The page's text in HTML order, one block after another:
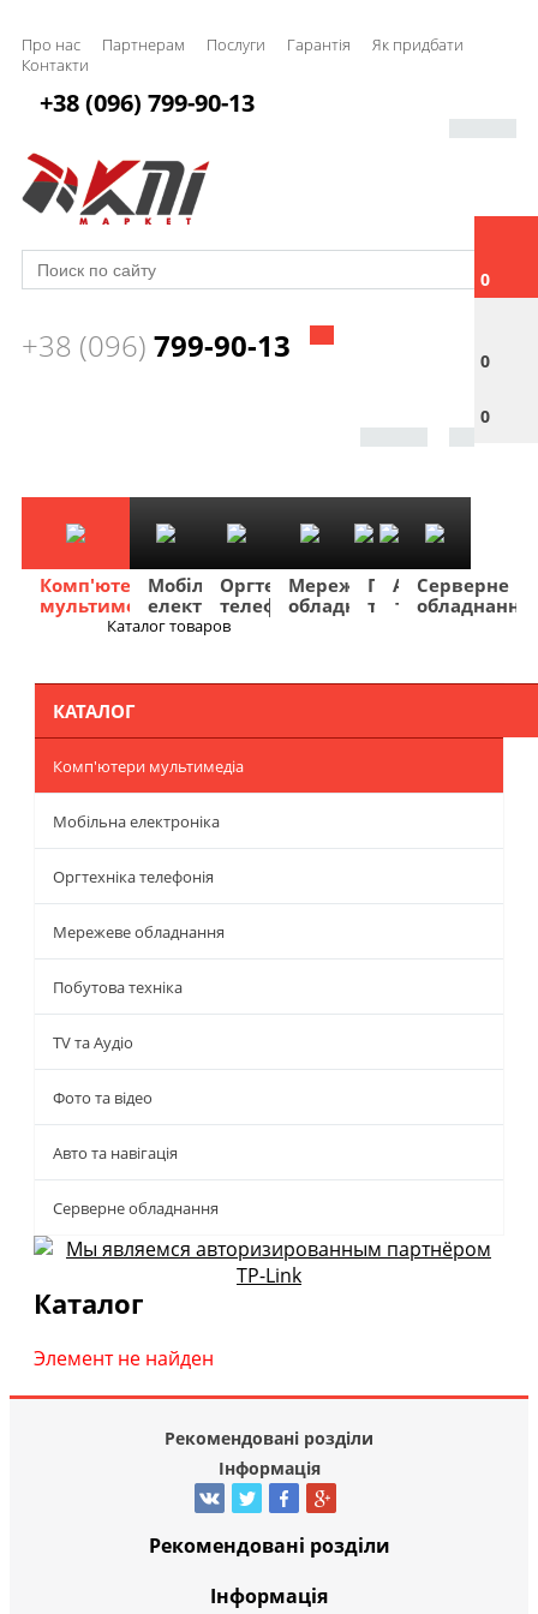
Про нас Партнерам Послуги Гарантія
Як придбати
Контакти
0
0
0
+38 (096) 799-90-13
+38 (096) 799-90-13
Комп'ютери
мультимедіа
Мобільна
електроніка
Оргтехніка
телефонія
Мережеве
обладнання
Побутова
техніка
TV
та
Фото
та
Авто
та
Серверне
обладнання
Каталог товаров
КАТАЛОГ
Комп'ютери мультимедіа
Мобільна електроніка
Оргтехніка телефонія
Мережеве обладнання
Побутова техніка
TV та Аудіо
Фото та відео
Авто та навігація
Серверне обладнання
Каталог
Элемент не найден
Рекомендовані розділи
Інформація
Рекомендовані розділи
Інформація